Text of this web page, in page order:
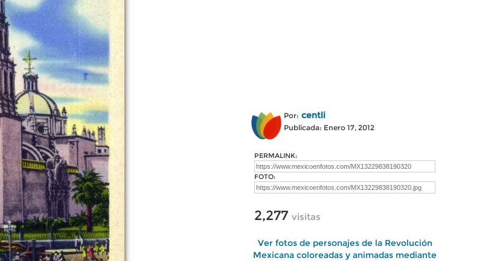
Por: centli
Publicada: Enero 17, 2012
PERMALINK:
FOTO:
2,277 visitas
Ver fotos de personajes de la Revolución
Mexicana coloreadas y animadas mediante